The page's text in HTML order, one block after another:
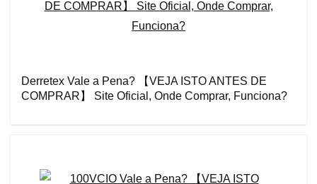
Derretex Vale a Pena? 【VEJA ISTO ANTES DE
COMPRAR】 Site Oficial, Onde Comprar, Funciona?